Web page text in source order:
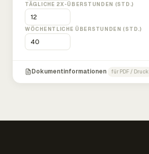
TÄGLICHE 2X-ÜBERSTUNDEN (STD.)
WÖCHENTLICHE ÜBERSTUNDEN (STD.)
Dokumentinformationen für PDF / Druck